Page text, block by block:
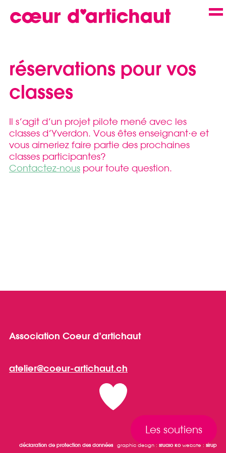
réservations pour vos
classes
Il s’agit d’un projet pilote mené avec les
classes d’Yverdon. Vous êtes enseignant·e et
vous aimeriez faire partie des prochaines
classes participantes?
Contactez-nous pour toute question.
Association Coeur d’artichaut
atelier@coeur-artichaut.ch
Les soutiens
déclaration de protection des données graphic design : studio ko website : sirup